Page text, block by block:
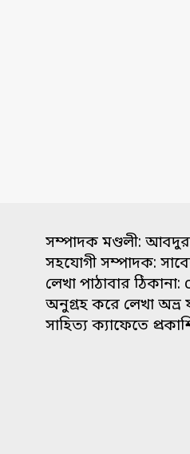
সম্পাদক মণ্ডলী: আবদুর
সহযোগী সম্পাদক:
লেখা পাঠাবার ঠিকানা:
অনুগ্রহ করে লেখা অভ্র
সাহিত্য ক্যাফেতে